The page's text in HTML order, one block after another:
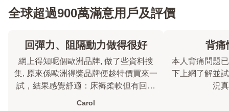
全球超過900萬滿意用戶及評價
回彈力、阻隔動力做得很好
網上得知呢個歐洲品牌, 做了些資料搜
集, 原來係歐洲得獎品牌便趁特價買來一
試，結果感覺舒適：床褥柔軟但有回彈
力，而且先生半夜翻身我也沒被影響
Carol
背痛
本人背痛問題
下上網了解並
況